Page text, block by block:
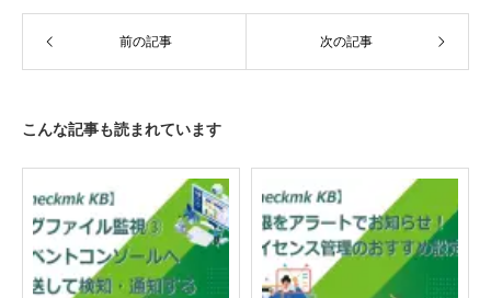
前の記事 次の記事
こんな記事も読まれています